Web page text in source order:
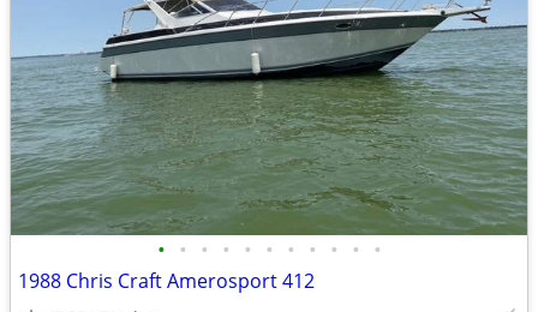
• • • • • • • • • • •
1988 Chris Craft Amerosport 412